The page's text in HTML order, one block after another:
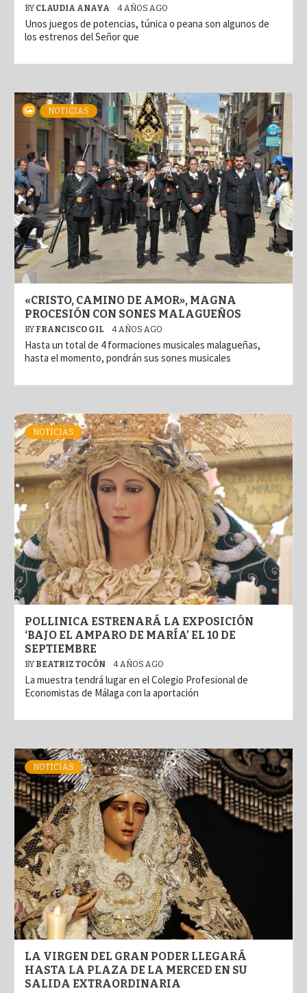
BY CLAUDIA ANAYA 4 AÑOS AGO
Unos juegos de potencias, túnica o peana son algunos de
los estrenos del Señor que
NOTICIAS
«CRISTO, CAMINO DE AMOR», MAGNA
PROCESIÓN CON SONES MALAGUEÑOS
BY FRANCISCO GIL 4 AÑOS AGO
Hasta un total de 4 formaciones musicales malagueñas,
hasta el momento, pondrán sus sones musicales
NOTICIAS
POLLINICA ESTRENARÁ LA EXPOSICIÓN
‘BAJO EL AMPARO DE MARÍA’ EL 10 DE
SEPTIEMBRE
BY BEATRIZ TOCÓN 4 AÑOS AGO
La muestra tendrá lugar en el Colegio Profesional de
Economistas de Málaga con la aportación
NOTICIAS
LA VIRGEN DEL GRAN PODER LLEGARÁ
HASTA LA PLAZA DE LA MERCED EN SU
SALIDA EXTRAORDINARIA